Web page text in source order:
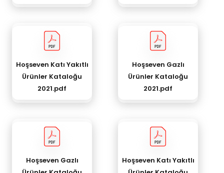
Hoşseven Katı Yakıtlı
Ürünler Kataloğu
2021.pdf
Hoşseven Gazlı
Ürünler Kataloğu
2021.pdf
Hoşseven Gazlı
Hoşseven Katı Yakıtlı